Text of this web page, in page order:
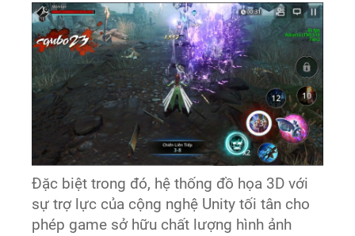
Đặc biệt trong đó, hệ thống đồ họa 3D với
sự trợ lực của cộng nghệ Unity tối tân cho
phép game sở hữu chất lượng hình ảnh